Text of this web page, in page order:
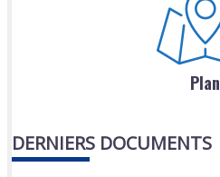
Plan
DERNIERS DOCUMENTS